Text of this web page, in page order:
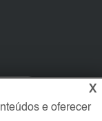
X
e oferecer